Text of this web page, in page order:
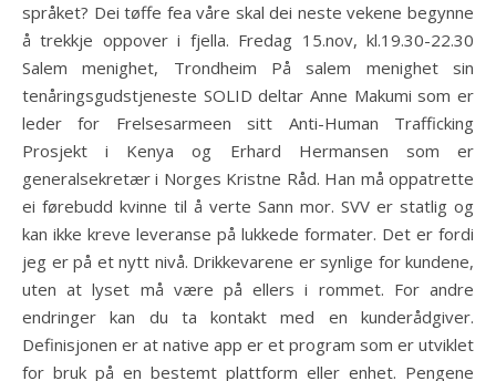
språket? Dei tøffe fea våre skal dei neste vekene begynne
å trekkje oppover i fjella. Fredag 15.nov, kl.19.30-22.30
Salem menighet, Trondheim På salem menighet sin
tenåringsgudstjeneste SOLID deltar Anne Makumi som er
leder for Frelsesarmeen sitt Anti-Human Trafficking
Prosjekt i Kenya og Erhard Hermansen som er
generalsekretær i Norges Kristne Råd. Han må oppatrette
ei førebudd kvinne til å verte Sann mor. SVV er statlig og
kan ikke kreve leveranse på lukkede formater. Det er fordi
jeg er på et nytt nivå. Drikkevarene er synlige for kundene,
uten at lyset må være på ellers i rommet. For andre
endringer kan du ta kontakt med en kunderådgiver.
Definisjonen er at native app er et program som er utviklet
for bruk på en bestemt plattform eller enhet. Pengene